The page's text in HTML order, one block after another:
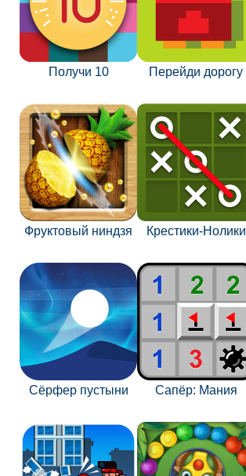
Получи 10 Перейди дорогу
Фруктовый ниндзя Крестики-Нолики
Сёрфер пустыни Сапёр: Мания